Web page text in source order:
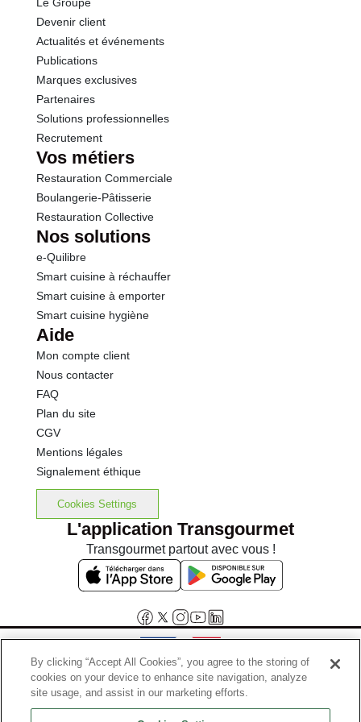
Devenir client
Actualités et événements
Publications
Marques exclusives
Partenaires
Solutions professionnelles
Recrutement
Vos métiers
Restauration Commerciale
Boulangerie-Pâtisserie
Restauration Collective
Nos solutions
e-Quilibre
Smart cuisine à réchauffer
Smart cuisine à emporter
Smart cuisine hygiène
Aide
Mon compte client
Nous contacter
FAQ
Plan du site
CGV
Mentions légales
Signalement éthique
Cookies Settings
L'application Transgourmet
Transgourmet partout avec vous !
Interdiction de vente de boissons alcooliques aux mineurs de
moins de 18 ans
By clicking “Accept All Cookies”, you agree to the storing of
cookies on your device to enhance site navigation, analyze
site usage, and assist in our marketing efforts.